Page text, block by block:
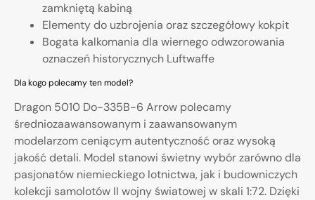
zamkniętą kabiną
Elementy do uzbrojenia oraz szczegółowy kokpit
Bogata kalkomania dla wiernego odwzorowania
oznaczeń historycznych Luftwaffe
Dla kogo polecamy ten model?
Dragon 5010 Do-335B-6 Arrow polecamy
średniozaawansowanym i zaawansowanym
modelarzom ceniącym autentyczność oraz wysoką
jakość detali. Model stanowi świetny wybór zarówno dla
pasjonatów niemieckiego lotnictwa, jak i budowniczych
kolekcji samolotów II wojny światowej w skali 1:72. Dzięki